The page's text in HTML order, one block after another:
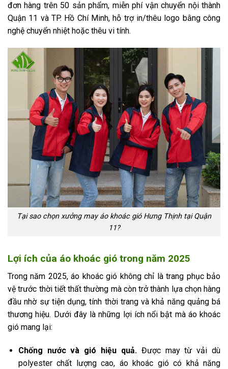
đơn hàng trên 50 sản phẩm, miễn phí vận chuyển nội thành
Quận 11 và TP. Hồ Chí Minh, hỗ trợ in/thêu logo bằng công
nghệ chuyển nhiệt hoặc thêu vi tính.
Tại sao chọn xưởng may áo khoác gió Hưng Thịnh tại Quận
11?
Lợi ích của áo khoác gió trong năm 2025
Trong năm 2025, áo khoác gió không chỉ là trang phục bảo
vệ trước thời tiết thất thường mà còn trở thành lựa chọn hàng
đầu nhờ sự tiện dụng, tính thời trang và khả năng quảng bá
thương hiệu. Dưới đây là những lợi ích nổi bật mà áo khoác
gió mang lại:
Chống nước và gió hiệu quả. Được may từ vải dù
polyester chất lượng cao, áo khoác gió có khả năng